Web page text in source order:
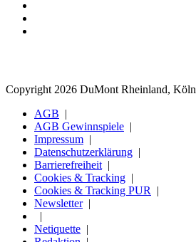
Copyright 2026 DuMont Rheinland, Köln
AGB
AGB Gewinnspiele
Impressum
Datenschutzerklärung
Barrierefreiheit
Cookies & Tracking
Cookies & Tracking PUR
Newsletter
Netiquette